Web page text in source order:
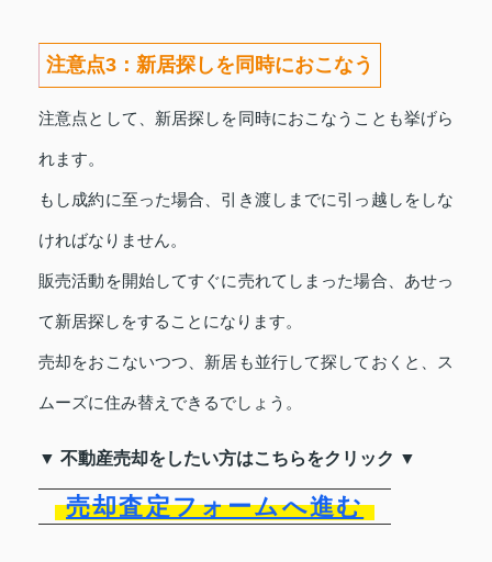
注意点3：新居探しを同時におこなう
注意点として、新居探しを同時におこなうことも挙げら
れます。
もし成約に至った場合、引き渡しまでに引っ越しをしな
ければなりません。
販売活動を開始してすぐに売れてしまった場合、あせっ
て新居探しをすることになります。
売却をおこないつつ、新居も並行して探しておくと、ス
ムーズに住み替えできるでしょう。
▼ 不動産売却をしたい方はこちらをクリック ▼
売却査定フォームへ進む